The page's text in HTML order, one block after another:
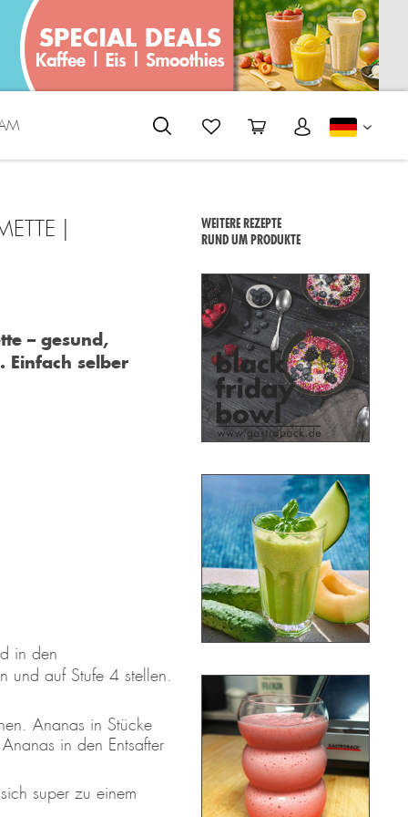
|
– gesund,
selber
in den
und auf Stufe 4 stellen.
Ananas in Stücke
in den Entsafter
super zu einem
WEITERE REZEPTE
RUND UM PRODUKTE